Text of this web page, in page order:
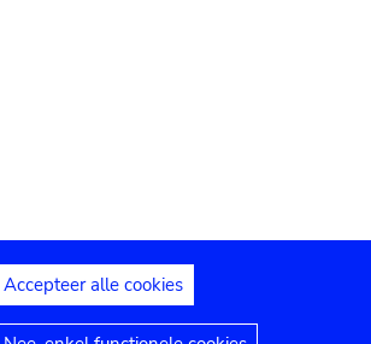
Juridische mededelingen
Accepteer alle cookies